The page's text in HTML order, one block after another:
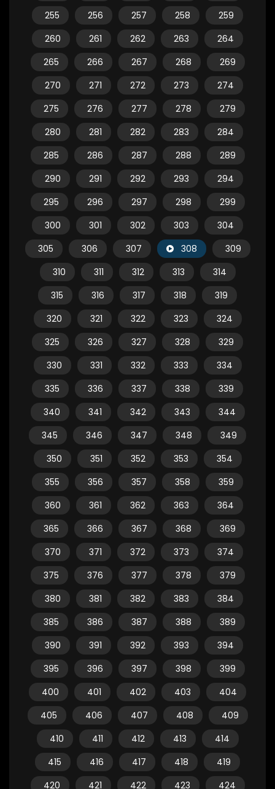
255
256 257 258
259
260
261 262 263
264
265
266 267 268
269
270
271 272 273
274
275
276 277 278
279
280
281 282 283
284
285
286 287 288
289
290
291 292 293
294
295
296 297 298
299
300
301 302 303
304
305
306 307 308
309
310
311 312 313
314
315
316 317 318
319
320
321 322 323
324
325
326 327 328
329
330
331 332 333
334
335
336 337 338
339
340
341 342 343
344
345
346 347 348
349
350
351 352 353
354
355
356 357 358
359
360
361 362 363
364
365
366 367 368
369
370
371 372 373
374
375
376 377 378
379
380
381 382 383
384
385
386 387 388
389
390
391 392 393
394
395
396 397 398
399
400
401 402 403
404
405
406 407 408
409
410
411 412 413
414
415
416 417 418
419
420
421 422 423 424